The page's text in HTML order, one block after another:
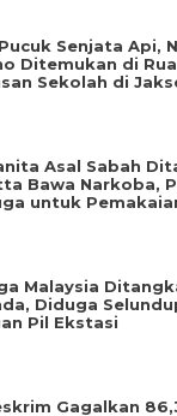
Senjata Api,
Ditemukan di
Sekolah di
Asal Sabah
Bawa Narkoba,
untuk
Malaysia
Diduga
Pil Ekstasi
Gagalkan